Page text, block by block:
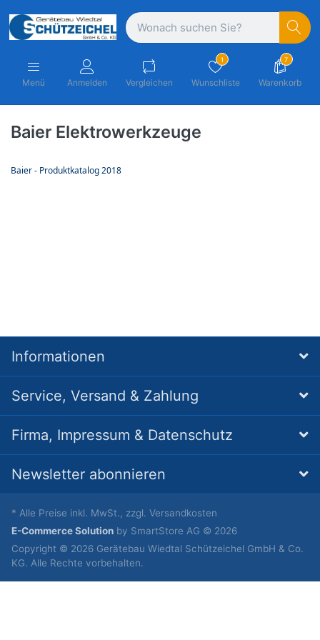
Menü Anmelden Vergleichen
1
Wunschliste
7
Warenkorb
Baier Elektrowerkzeuge
Baier - Produktkatalog 2018
Informationen
Service, Versand & Zahlung
Firma, Impressum & Datenschutz
Newsletter abonnieren
* Alle Preise inkl. MwSt., zzgl. Versandkosten
E-Commerce Solution by SmartStore AG © 2026
Copyright © 2026 Gerätebau Wiedtal Schützeichel GmbH & Co.
KG. Alle Rechte vorbehalten.